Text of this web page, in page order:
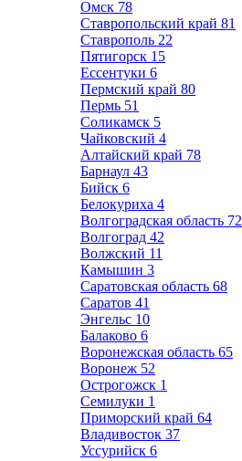
Омск 78
Ставропольский край 81
Ставрополь 22
Пятигорск 15
Ессентуки 6
Пермский край 80
Пермь 51
Соликамск 5
Чайковский 4
Алтайский край 78
Барнаул 43
Бийск 6
Белокуриха 4
Волгоградская область 72
Волгоград 42
Волжский 11
Камышин 3
Саратовская область 68
Саратов 41
Энгельс 10
Балаково 6
Воронежская область 65
Воронеж 52
Острогожск 1
Семилуки 1
Приморский край 64
Владивосток 37
Уссурийск 6